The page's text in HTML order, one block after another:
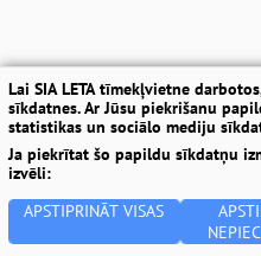
Lai SIA LETA tīmekļvietne
sīkdatnes. Ar Jūsu piekrišanu
statistikas un sociālo mediju
Ja piekrītat šo papildu sīkdatņu
izvēli:
APSTIPRINĀT VISAS